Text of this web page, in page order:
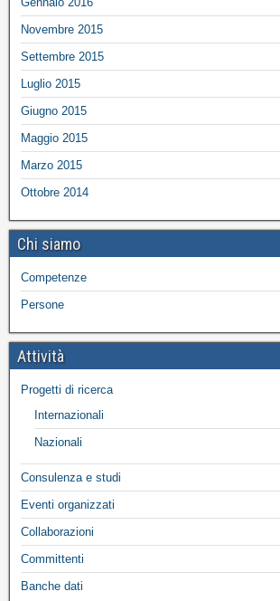
Novembre 2015
Settembre 2015
Luglio 2015
Giugno 2015
Maggio 2015
Marzo 2015
Ottobre 2014
Chi siamo
Competenze
Persone
Attività
Progetti di ricerca
Internazionali
Nazionali
Consulenza e studi
Eventi organizzati
Collaborazioni
Committenti
Banche dati